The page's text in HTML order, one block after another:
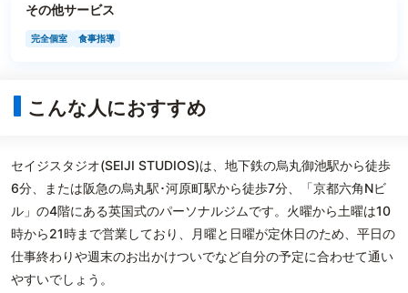
その他サービス
完全個室 食事指導
こんな人におすすめ
セイジスタジオ(SEIJI STUDIOS)は、地下鉄の烏丸御池駅から徒歩
6分、または阪急の烏丸駅･河原町駅から徒歩7分、「京都六角Nビ
ル」の4階にある英国式のパーソナルジムです。火曜から土曜は10
時から21時まで営業しており、月曜と日曜が定休日のため、平日の
仕事終わりや週末のお出かけついでなど自分の予定に合わせて通い
やすいでしょう。